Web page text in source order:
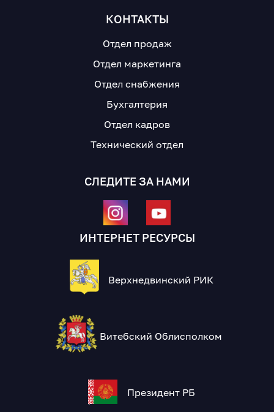
КОНТАКТЫ
Отдел продаж
Отдел маркетинга
Отдел снабжения
Бухгалтерия
Отдел кадров
Технический отдел
СЛЕДИТЕ ЗА НАМИ
ИНТЕРНЕТ РЕСУРСЫ
Верхнедвинский РИК
Витебский Облисполком
Президент РБ